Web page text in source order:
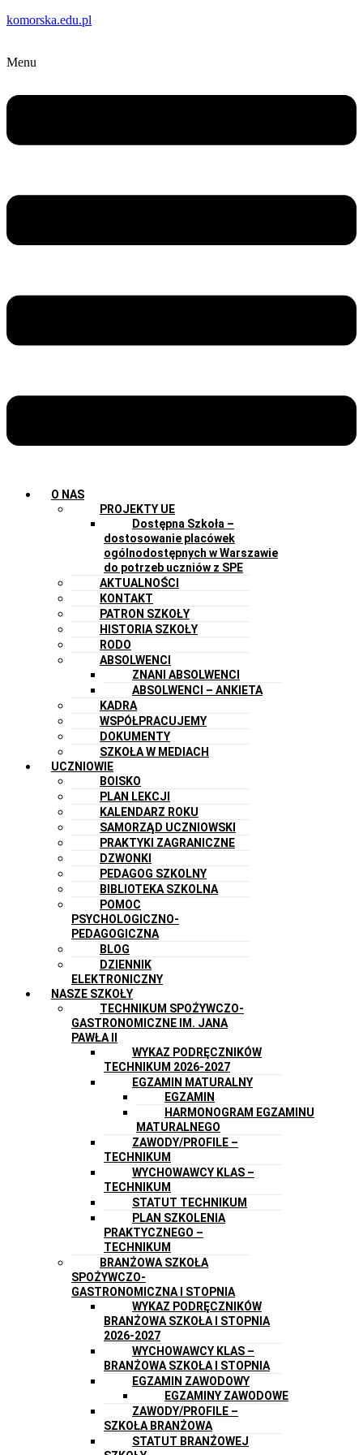
komorska.edu.pl
Menu
O NAS
PROJEKTY UE
Dostępna Szkoła –
dostosowanie placówek
ogólnodostępnych w Warszawie
do potrzeb uczniów z SPE
AKTUALNOŚCI
KONTAKT
PATRON SZKOŁY
HISTORIA SZKOŁY
RODO
ABSOLWENCI
ZNANI ABSOLWENCI
ABSOLWENCI – ANKIETA
KADRA
WSPÓŁPRACUJEMY
DOKUMENTY
SZKOŁA W MEDIACH
UCZNIOWIE
BOISKO
PLAN LEKCJI
KALENDARZ ROKU
SAMORZĄD UCZNIOWSKI
PRAKTYKI ZAGRANICZNE
DZWONKI
PEDAGOG SZKOLNY
BIBLIOTEKA SZKOLNA
POMOC
PSYCHOLOGICZNO-
PEDAGOGICZNA
BLOG
DZIENNIK
ELEKTRONICZNY
NASZE SZKOŁY
TECHNIKUM SPOŻYWCZO-
GASTRONOMICZNE IM. JANA
PAWŁA II
WYKAZ PODRĘCZNIKÓW
TECHNIKUM 2026-2027
EGZAMIN MATURALNY
EGZAMIN
HARMONOGRAM EGZAMINU
MATURALNEGO
ZAWODY/PROFILE –
TECHNIKUM
WYCHOWAWCY KLAS –
TECHNIKUM
STATUT TECHNIKUM
PLAN SZKOLENIA
PRAKTYCZNEGO –
TECHNIKUM
BRANŻOWA SZKOŁA
SPOŻYWCZO-
GASTRONOMICZNA I STOPNIA
WYKAZ PODRĘCZNIKÓW
BRANŻOWA SZKOŁA I STOPNIA
2026-2027
WYCHOWAWCY KLAS –
BRANŻOWA SZKOŁA I STOPNIA
EGZAMIN ZAWODOWY
EGZAMINY ZAWODOWE
ZAWODY/PROFILE –
SZKOŁA BRANŻOWA
STATUT BRANŻOWEJ